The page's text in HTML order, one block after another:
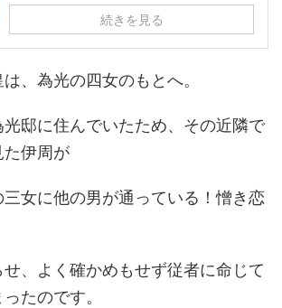
続きを見る
、為光の四女のもとへ。
邸に住んでいたため、その近隣で
た伊周が
三女に他の男が通っている！憎き恋
せ、よく確かめもせず従者に命じて
たのです。